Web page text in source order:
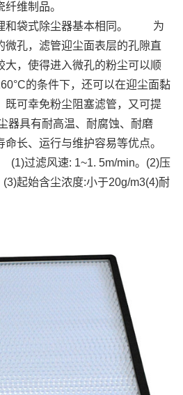
维制品。
袋式除尘器基本相同。
为
微孔，滤管迎尘面表层的孔隙直
大，使得进入微孔的粉尘可以顺
的条件下，还可以在迎尘面黏
既可幸免粉尘阻塞滤管，又可提
具有耐高温、耐腐蚀、耐磨
长、运行与维护容易等优点。
(1)过滤风速: 1~1. 5m/min。(2)压
起始含尘浓度:小于20g/m3(4)耐